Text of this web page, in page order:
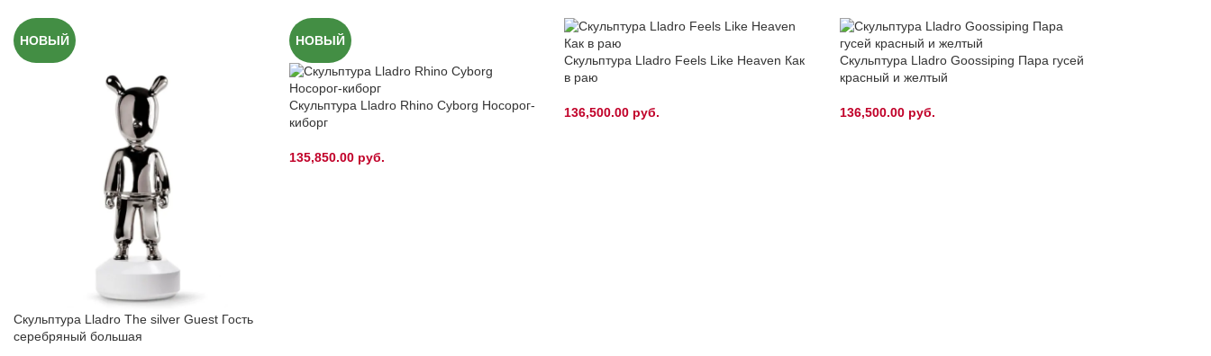
НОВЫЙ
Скульптура Lladro The silver Guest Гость
серебряный большая
НОВЫЙ
Скульптура Lladro Rhino Cyborg Носорог-
киборг
135,850.00 руб.
Скульптура Lladro Feels Like Heaven Как
в раю
136,500.00 руб.
Скульптура Lladro Goossiping Пара гусей
красный и желтый
136,500.00 руб.